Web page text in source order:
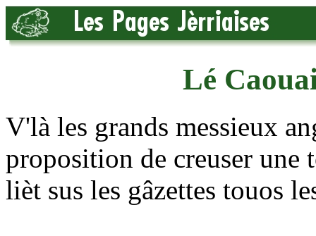
Lé
V'là les grands messieux
proposition de creuser une
lièt sus les gâzettes touos